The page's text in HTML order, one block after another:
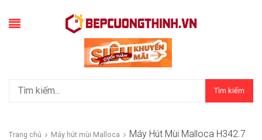
Tìm kiếm
Trang chủ Máy hút mùi Malloca
Máy Hút Mùi Malloca H342.7